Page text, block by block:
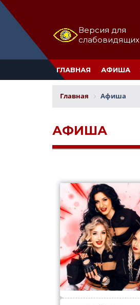
Версия для
слабовидящих
ГЛАВНАЯ АФИША
Главная Афиша
АФИША